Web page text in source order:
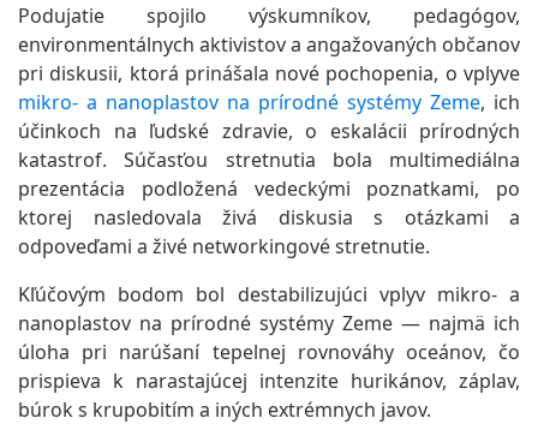
Podujatie spojilo výskumníkov, pedagógov,
environmentálnych aktivistov a angažovaných občanov
pri diskusii, ktorá prinášala nové pochopenia, o vplyve
mikro- a nanoplastov na prírodné systémy Zeme, ich
účinkoch na ľudské zdravie, o eskalácii prírodných
katastrof. Súčasťou stretnutia bola multimediálna
prezentácia podložená vedeckými poznatkami, po
ktorej nasledovala živá diskusia s otázkami a
odpoveďami a živé networkingové stretnutie.
Kľúčovým bodom bol destabilizujúci vplyv mikro- a
nanoplastov na prírodné systémy Zeme — najmä ich
úloha pri narúšaní tepelnej rovnováhy oceánov, čo
prispieva k narastajúcej intenzite hurikánov, záplav,
búrok s krupobitím a iných extrémnych javov.